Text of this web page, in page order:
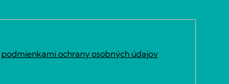
podmienkami ochrany osobných údajov